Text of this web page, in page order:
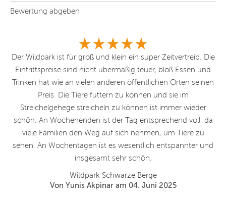
Bewertung abgeben
Der Wildpark ist für groß und klein ein super Zeitvertreib. Die
Eintrittspreise sind nicht übermäßig teuer, bloß Essen und
Trinken hat wie an vielen anderen öffentlichen Orten seinen
Preis. Die Tiere füttern zu können und sie im
Streichelgehege streicheln zu können ist immer wieder
schön. An Wochenenden ist der Tag entsprechend voll, da
viele Familien den Weg auf sich nehmen, um Tiere zu
sehen. An Wochentagen ist es wesentlich entspannter und
insgesamt sehr schön.
Wildpark Schwarze Berge
Von Yunis Akpinar am 04. Juni 2025